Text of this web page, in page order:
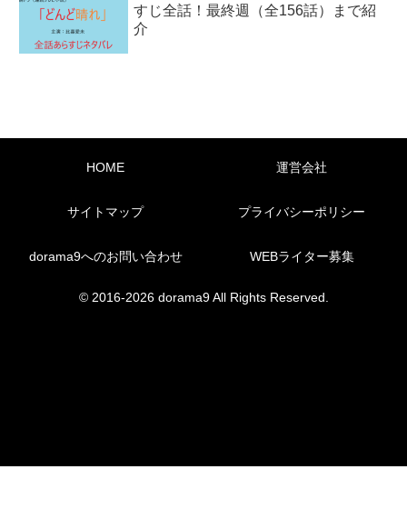
すじ全話！最終週（全156話）まで紹
介
HOME 運営会社
サイトマップ プライバシーポリシー
dorama9へのお問い合わせ WEBライター募集
© 2016-2026 dorama9 All Rights Reserved.